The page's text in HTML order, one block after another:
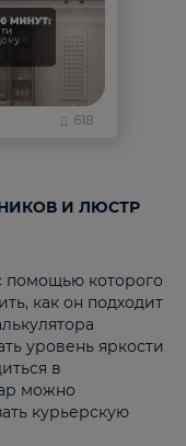
618
И ЛЮСТР
помощью которого
как он подходит
уровень яркости
в
можно
курьерскую